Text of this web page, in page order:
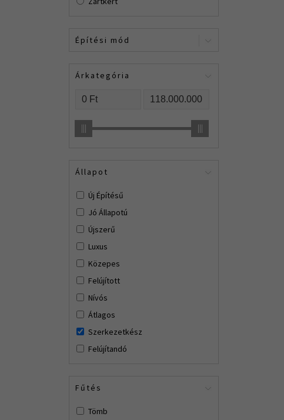
Építési mód
Árkategória
Állapot
Új Építésű
Jó Állapotú
Újszerű
Luxus
Közepes
Felújított
Nívós
Átlagos
Szerkezetkész
Felújítandó
Fűtés
Tömb